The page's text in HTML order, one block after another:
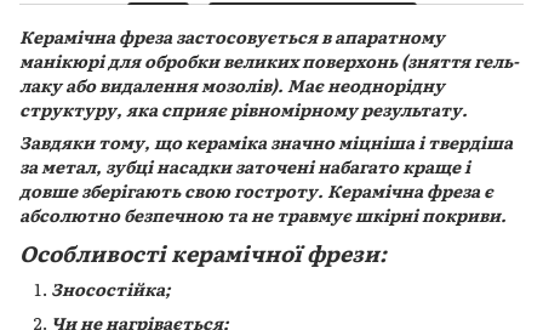
Керамічна фреза застосовується в апаратному
манікюрі для обробки великих поверхонь (зняття гель-
лаку або видалення мозолів). Має неоднорідну
структуру, яка сприяє рівномірному результату.
Завдяки тому, що кераміка значно міцніша і твердіша
за метал, зубці насадки заточені набагато краще і
довше зберігають свою гостроту. Керамічна фреза є
абсолютно безпечною та не травмує шкірні покриви.
Особливості керамічної фрези:
Зносостійка;
Чи не нагрівається;